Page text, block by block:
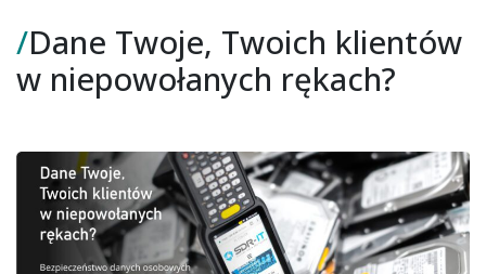
Twoich
klientów
w
/Dane Twoje, Twoich klientów
w niepowołanych rękach?